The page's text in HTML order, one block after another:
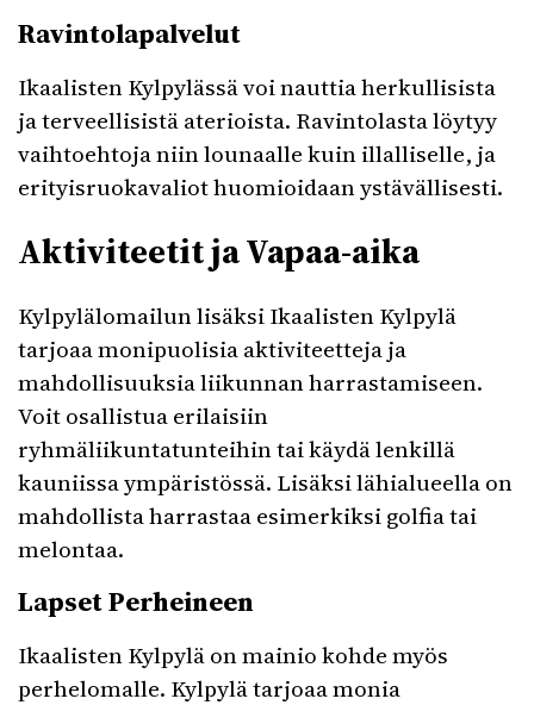
Ravintolapalvelut
Ikaalisten Kylpylässä voi nauttia herkullisista
ja terveellisistä aterioista. Ravintolasta löytyy
vaihtoehtoja niin lounaalle kuin illalliselle, ja
erityisruokavaliot huomioidaan ystävällisesti.
Aktiviteetit ja Vapaa-aika
Kylpylälomailun lisäksi Ikaalisten Kylpylä
tarjoaa monipuolisia aktiviteetteja ja
mahdollisuuksia liikunnan harrastamiseen.
Voit osallistua erilaisiin
ryhmäliikuntatunteihin tai käydä lenkillä
kauniissa ympäristössä. Lisäksi lähialueella on
mahdollista harrastaa esimerkiksi golfia tai
melontaa.
Lapset Perheineen
Ikaalisten Kylpylä on mainio kohde myös
perhelomalle. Kylpylä tarjoaa monia